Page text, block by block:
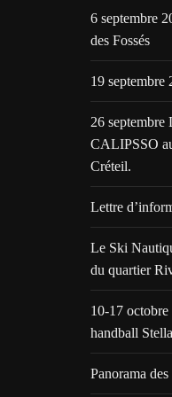
6 septembre
des Fossés
19
26
CALIPSSO
Créteil.
Lettre
Le Ski
du quartier
10-17 octobre
handball Stella
Panorama